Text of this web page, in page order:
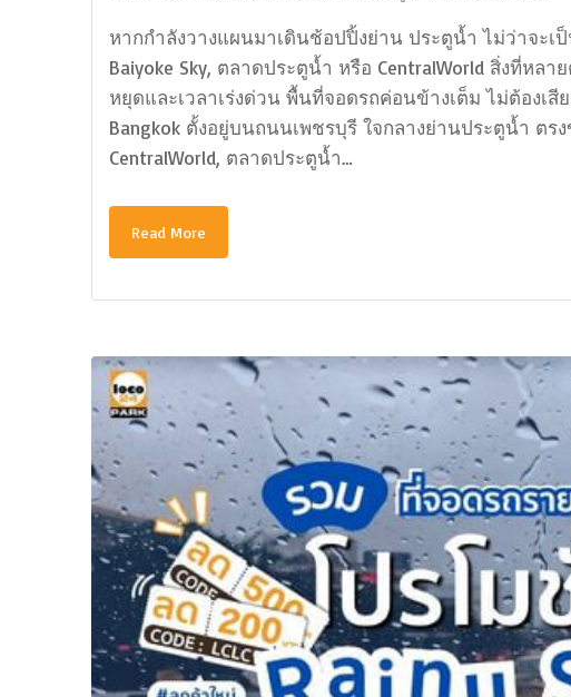
หากกำลังวางแผนมาเดินช้อปปิ้งย่าน ประตูน้ำ ไม่ว่าจะเป็
Baiyoke Sky, ตลาดประตูน้ำ หรือ CentralWorld สิ่งที่หล
หยุดและเวลาเร่งด่วน พื้นที่จอดรถค่อนข้างเต็ม ไม่ต้องเสี
Bangkok ตั้งอยู่บนถนนเพชรบุรี ใจกลางย่านประตูน้ำ ตรง
CentralWorld, ตลาดประตูน้ำ…
Read More